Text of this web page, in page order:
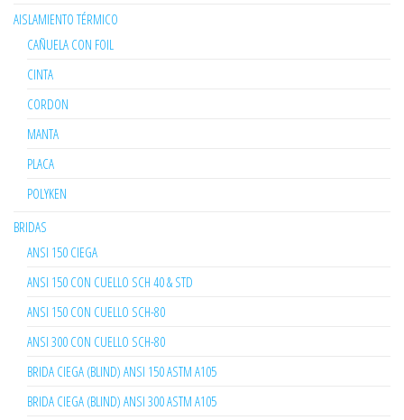
AISLAMIENTO TÉRMICO
CAÑUELA CON FOIL
CINTA
CORDON
MANTA
PLACA
POLYKEN
BRIDAS
ANSI 150 CIEGA
ANSI 150 CON CUELLO SCH 40 & STD
ANSI 150 CON CUELLO SCH-80
ANSI 300 CON CUELLO SCH-80
BRIDA CIEGA (BLIND) ANSI 150 ASTM A105
BRIDA CIEGA (BLIND) ANSI 300 ASTM A105